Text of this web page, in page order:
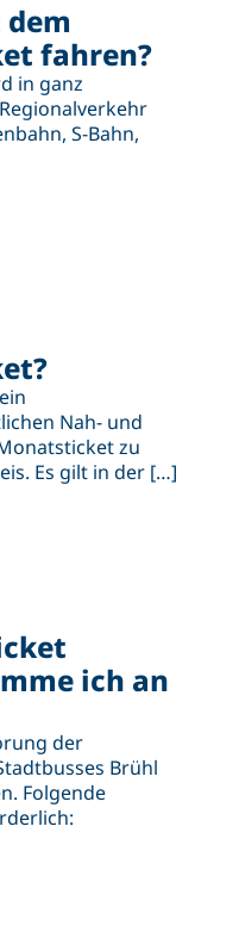
fahren?
in ganz
S-Bahn,
Nah- und
zu
Es gilt in der […]
ich an
der
Brühl
Folgende